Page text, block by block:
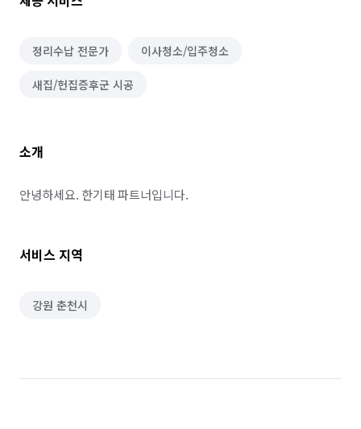
정리수납 전문가 이사청소/입주청소
새집/헌집증후군 시공
소개
안녕하세요. 한기태 파트너입니다.
서비스 지역
강원 춘천시